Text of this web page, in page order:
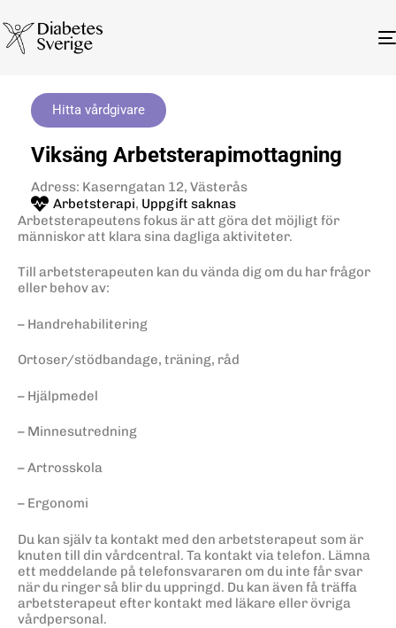
Hitta vårdgivare
Viksäng Arbetsterapimottagning
Adress: Kaserngatan 12, Västerås
Arbetsterapi, Uppgift saknas
Arbetsterapeutens fokus är att göra det möjligt för
människor att klara sina dagliga aktiviteter.
Till arbetsterapeuten kan du vända dig om du har frågor
eller behov av:
– Handrehabilitering
Ortoser/stödbandage, träning, råd
– Hjälpmedel
– Minnesutredning
– Artrosskola
– Ergonomi
Du kan själv ta kontakt med den arbetsterapeut som är
knuten till din vårdcentral. Ta kontakt via telefon. Lämna
ett meddelande på telefonsvararen om du inte får svar
när du ringer så blir du uppringd. Du kan även få träffa
arbetsterapeut efter kontakt med läkare eller övriga
vårdpersonal.